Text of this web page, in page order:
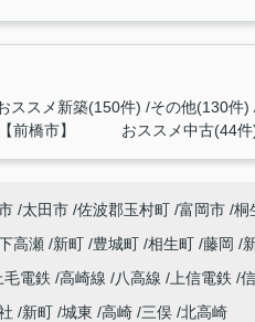
スメ新築(150件) その他(130件)
【前橋市】 おススメ中古(44件
太田市 佐波郡玉村町 富岡市 桐
高瀬 新町 豊城町 相生町 藤岡
毛電鉄 高崎線 八高線 上信電鉄
新町 城東 高崎 三俣 北高崎